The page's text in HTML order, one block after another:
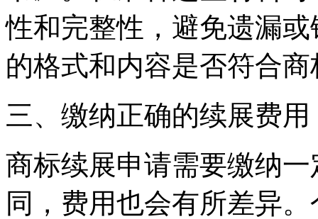
性和完整性，避免遗漏
的格式和内容是否符合
‌三、缴纳正确的续展费用‌
商标续展申请需要缴纳
同，费用也会有所差异